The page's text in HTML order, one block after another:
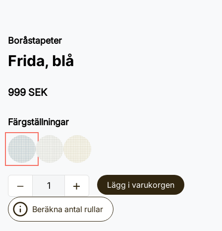
Boråstapeter
Frida, blå
999 SEK
Färgställningar
Lägg i varukorgen
Beräkna antal rullar